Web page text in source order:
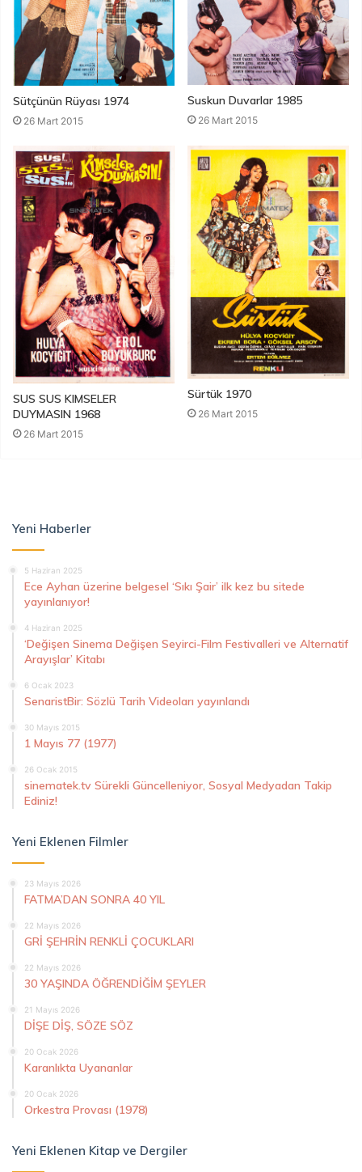
Sütçünün Rüyası 1974
26 Mart 2015
Suskun Duvarlar 1985
26 Mart 2015
SUS SUS KIMSELER
DUYMASIN 1968
26 Mart 2015
Sürtük 1970
26 Mart 2015
Yeni Haberler
5 Haziran 2025
Ece Ayhan üzerine belgesel ‘Sıkı Şair’ ilk kez bu sitede
yayınlanıyor!
4 Haziran 2025
‘Değişen Sinema Değişen Seyirci-Film Festivalleri ve Alternatif
Arayışlar’ Kitabı
6 Ocak 2023
SenaristBir: Sözlü Tarih Videoları yayınlandı
30 Mayıs 2015
1 Mayıs 77 (1977)
26 Ocak 2015
sinematek.tv Sürekli Güncelleniyor, Sosyal Medyadan Takip
Ediniz!
Yeni Eklenen Filmler
23 Mayıs 2026
FATMA’DAN SONRA 40 YIL
22 Mayıs 2026
GRİ ŞEHRİN RENKLİ ÇOCUKLARI
22 Mayıs 2026
30 YAŞINDA ÖĞRENDİĞİM ŞEYLER
21 Mayıs 2026
DİŞE DİŞ, SÖZE SÖZ
20 Ocak 2026
Karanlıkta Uyananlar
20 Ocak 2026
Orkestra Provası (1978)
Yeni Eklenen Kitap ve Dergiler